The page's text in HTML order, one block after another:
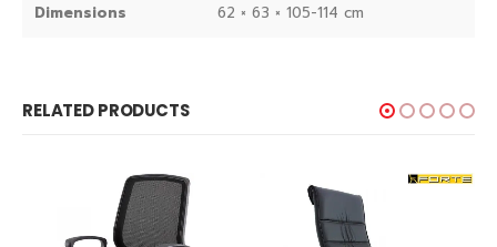
Dimensions 62 × 63 × 105-114 cm
RELATED PRODUCTS